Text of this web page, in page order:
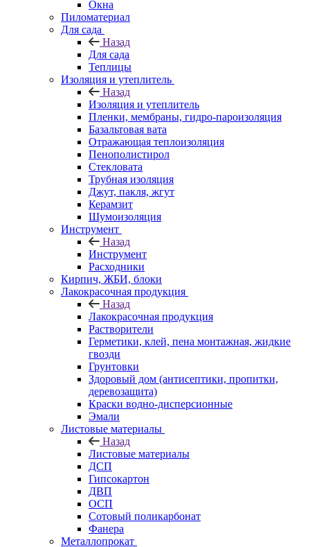
Окна
Пиломатериал
Для сада
Назад
Для сада
Теплицы
Изоляция и утеплитель
Назад
Изоляция и утеплитель
Пленки, мембраны, гидро-пароизоляция
Базальтовая вата
Отражающая теплоизоляция
Пенополистирол
Стекловата
Трубная изоляция
Джут, пакля, жгут
Керамзит
Шумоизоляция
Инструмент
Назад
Инструмент
Расходники
Кирпич, ЖБИ, блоки
Лакокрасочная продукция
Назад
Лакокрасочная продукция
Растворители
Герметики, клей, пена монтажная, жидкие
гвозди
Грунтовки
Здоровый дом (антисептики, пропитки,
деревозащита)
Краски водно-дисперсионные
Эмали
Листовые материалы
Назад
Листовые материалы
ДСП
Гипсокартон
ДВП
ОСП
Сотовый поликарбонат
Фанера
Металлопрокат